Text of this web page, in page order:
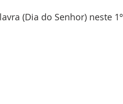
(Dia do Senhor) neste 1º